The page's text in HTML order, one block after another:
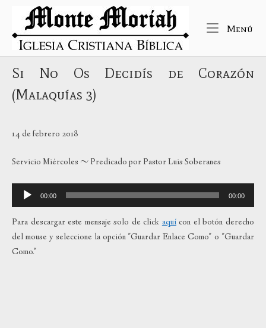
contenido
Inicio
Menú
Si No Os Decidís de Corazón
(Malaquías 3)
14 de febrero 2018
Servicio Miércoles ~ Predicado por Pastor Luis Soberanes
Reproductor
de
audio
00:00 00:00
Para descargar este mensaje solo de clickaquícon el botón derecho
del mouse y seleccione la opción "Guardar Enlace Como" o "Guardar
Como."